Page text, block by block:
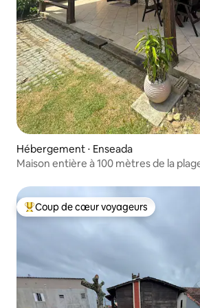
Hébergement ⋅ Enseada
Maison entière à 100 mètres de la
Coups de cœur voyageurs les plus
Coup de cœur voyageurs